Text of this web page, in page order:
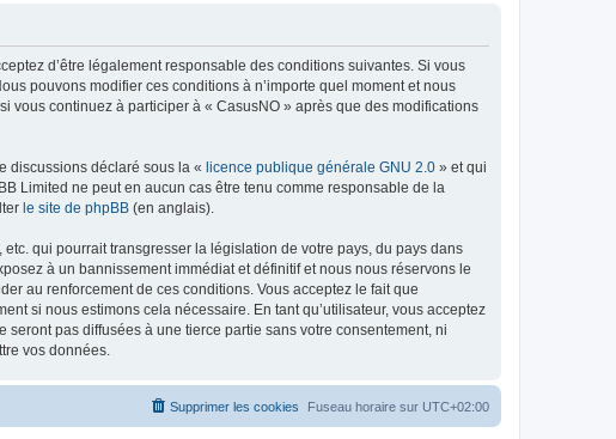
d’être légalement responsable des conditions suivantes. Si vous
pouvons modifier ces conditions à n’importe quel moment et nous
vous continuez à participer à « CasusNO » après que des modifications
discussions déclaré sous la « licence publique générale GNU 2.0 » et qui
Limited ne peut en aucun cas être tenu comme responsable de la
le site de phpBB (en anglais).
qui pourrait transgresser la législation de votre pays, du pays dans
à un bannissement immédiat et définitif et nous nous réservons le
au renforcement de ces conditions. Vous acceptez le fait que
si nous estimons cela nécessaire. En tant qu’utilisateur, vous acceptez
pas diffusées à une tierce partie sans votre consentement, ni
vos données.
Fuseau horaire sur UTC+02:00
Supprimer les cookies